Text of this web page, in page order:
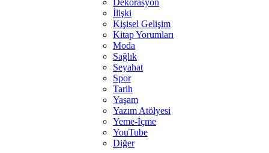
Dekorasyon
İlişki
Kişisel Gelişim
Kitap Yorumları
Moda
Sağlık
Seyahat
Spor
Tarih
Yaşam
Yazım Atölyesi
Yeme-İçme
YouTube
Diğer